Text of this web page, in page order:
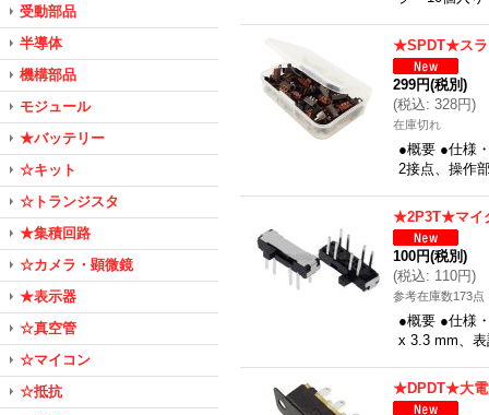
受動部品
半導体
機構部品
モジュール
★バッテリー
☆キット
☆トランジスタ
★集積回路
☆カメラ・顕微鏡
★表示器
☆真空管
☆マイコン
☆抵抗
★SPDT★スラ
299円(税別)
(税込: 328円)
在庫切れ
●概要 ●仕様
2接点、操作
★2P3T★マイ
100円(税別)
(税込: 110円)
参考在庫数173点
●概要 ●仕様
x 3.3 mm、
★DPDT★大電